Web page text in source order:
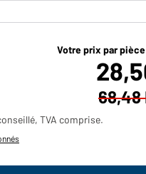
Votre prix par pièce
68,48
TVA comprise.